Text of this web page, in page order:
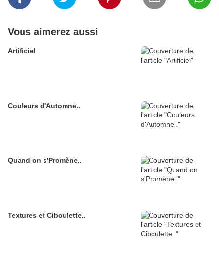
Vous aimerez aussi
Artificiel
Couleurs d'Automne..
Quand on s'Promène..
Textures et Ciboulette..